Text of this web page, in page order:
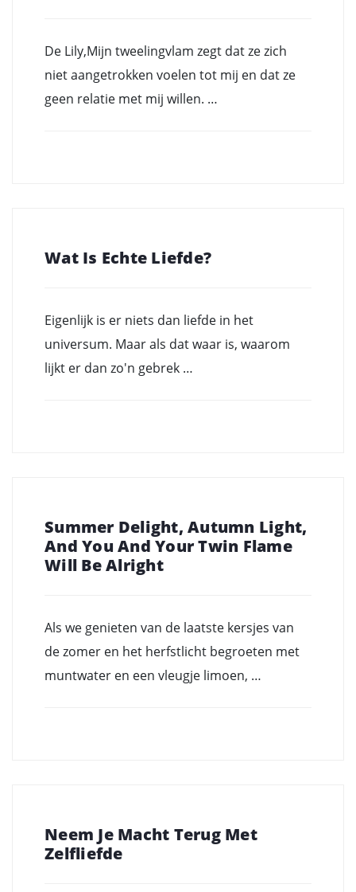
De Lily,Mijn tweelingvlam zegt dat ze zich
niet aangetrokken voelen tot mij en dat ze
geen relatie met mij willen. …
Wat Is Echte Liefde?
Eigenlijk is er niets dan liefde in het
universum. Maar als dat waar is, waarom
lijkt er dan zo'n gebrek …
Summer Delight, Autumn Light,
And You And Your Twin Flame
Will Be Alright
Als we genieten van de laatste kersjes van
de zomer en het herfstlicht begroeten met
muntwater en een vleugje limoen, …
Neem Je Macht Terug Met
Zelfliefde